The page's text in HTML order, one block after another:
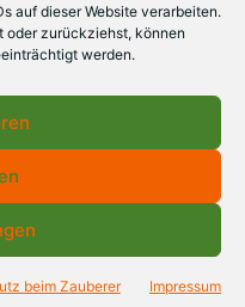
auf dieser Website verarbeiten.
oder zurückziehst, können
werden.
beim Zauberer Impressum
Jan Gerken -